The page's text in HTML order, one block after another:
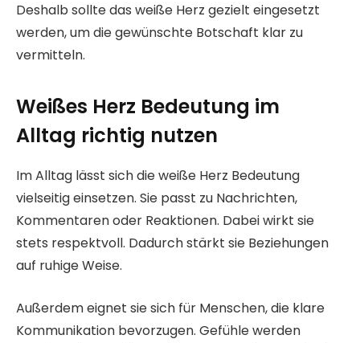
Deshalb sollte das weiße Herz gezielt eingesetzt
werden, um die gewünschte Botschaft klar zu
vermitteln.
Weißes Herz Bedeutung im
Alltag richtig nutzen
Im Alltag lässt sich die weiße Herz Bedeutung
vielseitig einsetzen. Sie passt zu Nachrichten,
Kommentaren oder Reaktionen. Dabei wirkt sie
stets respektvoll. Dadurch stärkt sie Beziehungen
auf ruhige Weise.
Außerdem eignet sie sich für Menschen, die klare
Kommunikation bevorzugen. Gefühle werden